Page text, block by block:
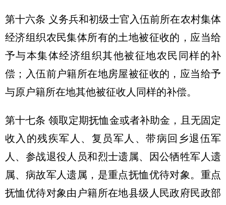
第十六条 义务兵和初级士官入伍前所在农村集体
经济组织农民集体所有的土地被征收的，应当给
予与本集体经济组织其他被征地农民同样的补
偿；入伍前户籍所在地房屋被征收的，应当给予
与原户籍所在地其他被征收人同样的补偿。
第十七条 领取定期抚恤金或者补助金，且无固定
收入的残疾军人、复员军人、带病回乡退伍军
人、参战退役人员和烈士遗属、因公牺牲军人遗
属、病故军人遗属，是重点抚恤优待对象。重点
抚恤优待对象由户籍所在地县级人民政府民政部